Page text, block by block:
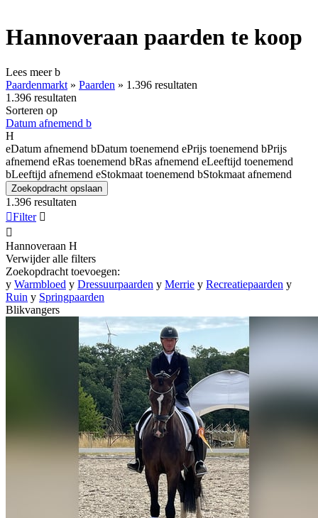
Hannoveraan paarden te koop
Lees meerb
Paardenmarkt » Paarden » 1.396 resultaten
1.396 resultaten
Sorteren op
Datum afnemend b
H
eDatum afnemend bDatum toenemend ePrijs toenemend bPrijs
afnemend eRas toenemend bRas afnemend eLeeftijd toenemend
bLeeftijd afnemend eStokmaat toenemend bStokmaat afnemend
Zoekopdracht opslaan
1.396 resultaten
Filter 

Hannoveraan H
Verwijder alle filters
Zoekopdracht toevoegen:
y Warmbloed y Dressuurpaarden y Merrie y Recreatiepaarden y
Ruin y Springpaarden
Blikvangers